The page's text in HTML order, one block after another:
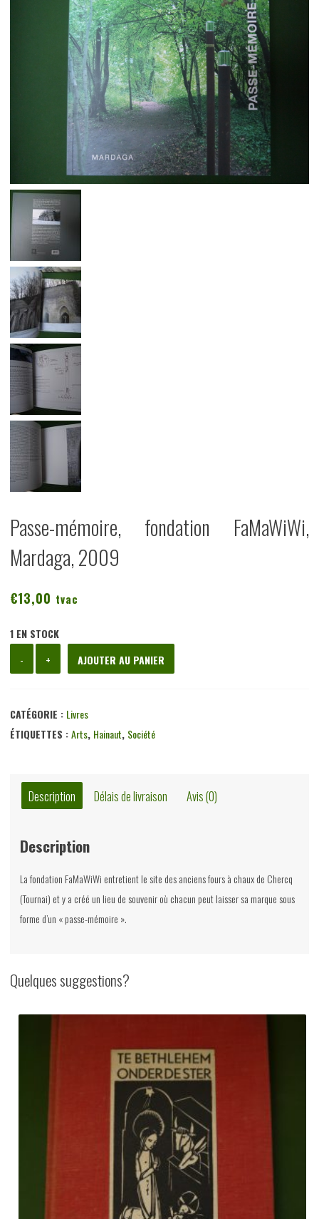
Passe-mémoire, fondation FaMaWiWi,
Mardaga, 2009
€13,00 tvac
1 EN STOCK
-
de
mémoire,
fondation
2009
+ AJOUTER AU PANIER
CATÉGORIE : Livres
ÉTIQUETTES :Arts, Hainaut, Société
Description Délais de livraison Avis (0)
Description
La fondation FaMaWiWi entretient le site des anciens fours à chaux de Chercq
(Tournai) et y a créé un lieu de souvenir où chacun peut laisser sa marque sous
forme d’un « passe-mémoire ».
Quelques suggestions?